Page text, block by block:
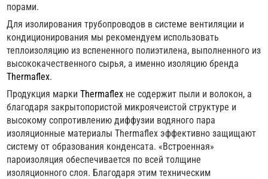
порами.
Для изолирования трубопроводов в системе вентиляции и
кондиционирования мы рекомендуем использовать
теплоизоляцию из вспененного полиэтилена, выполненного из
высококачественного сырья, а именно изоляцию бренда
Thermaflex.
Продукция маркиThermaflex не содержит пыли и волокон, а
благодаря закрытопористой микроячеистой структуре и
высокому сопротивлению диффузии водяного пара
изоляционные материалы Thermaflex эффективно защищают
систему от образования конденсата. «Встроенная»
пароизоляция обеспечивается по всей толщине
изоляционного слоя. Благодаря этим техническим